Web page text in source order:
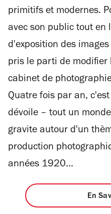
primitifs et modernes.
avec son public tout en
d'exposition des
pris le parti de modifier
cabinet de
Quatre fois par an,
dévoile – tout un
gravite autour d'un
production
années 1920...
En